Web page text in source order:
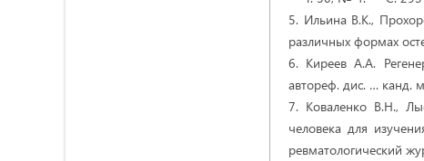
5. Ильина В.К.,
различных формах
6. Киреев А.А.
автореф. дис. … канд.
7. Коваленко В.Н.,
человека для
ревматологический